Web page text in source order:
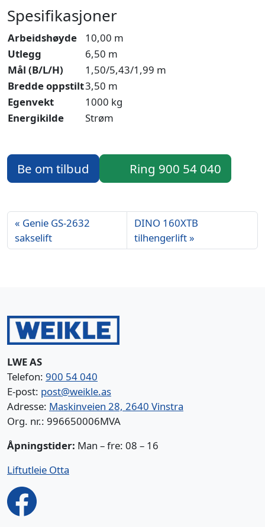
Spesifikasjoner
Arbeidshøyde
10,00 m
Utlegg
6,50 m
Mål (B/L/H)
1,50/5,43/1,99 m
Bredde oppstilt3,50 m
Egenvekt
1000 kg
Energikilde
Strøm
Be om tilbud Ring 900 54 040
Genie GS-2632
sakselift
DINO 160XTB
tilhengerlift
LWE AS
Telefon: 900 54 040
E-post: post@weikle.as
Adresse: Maskinveien 28, 2640 Vinstra
Org. nr.: 996650006MVA
Åpningstider: Man – fre: 08 – 16
Liftutleie Otta